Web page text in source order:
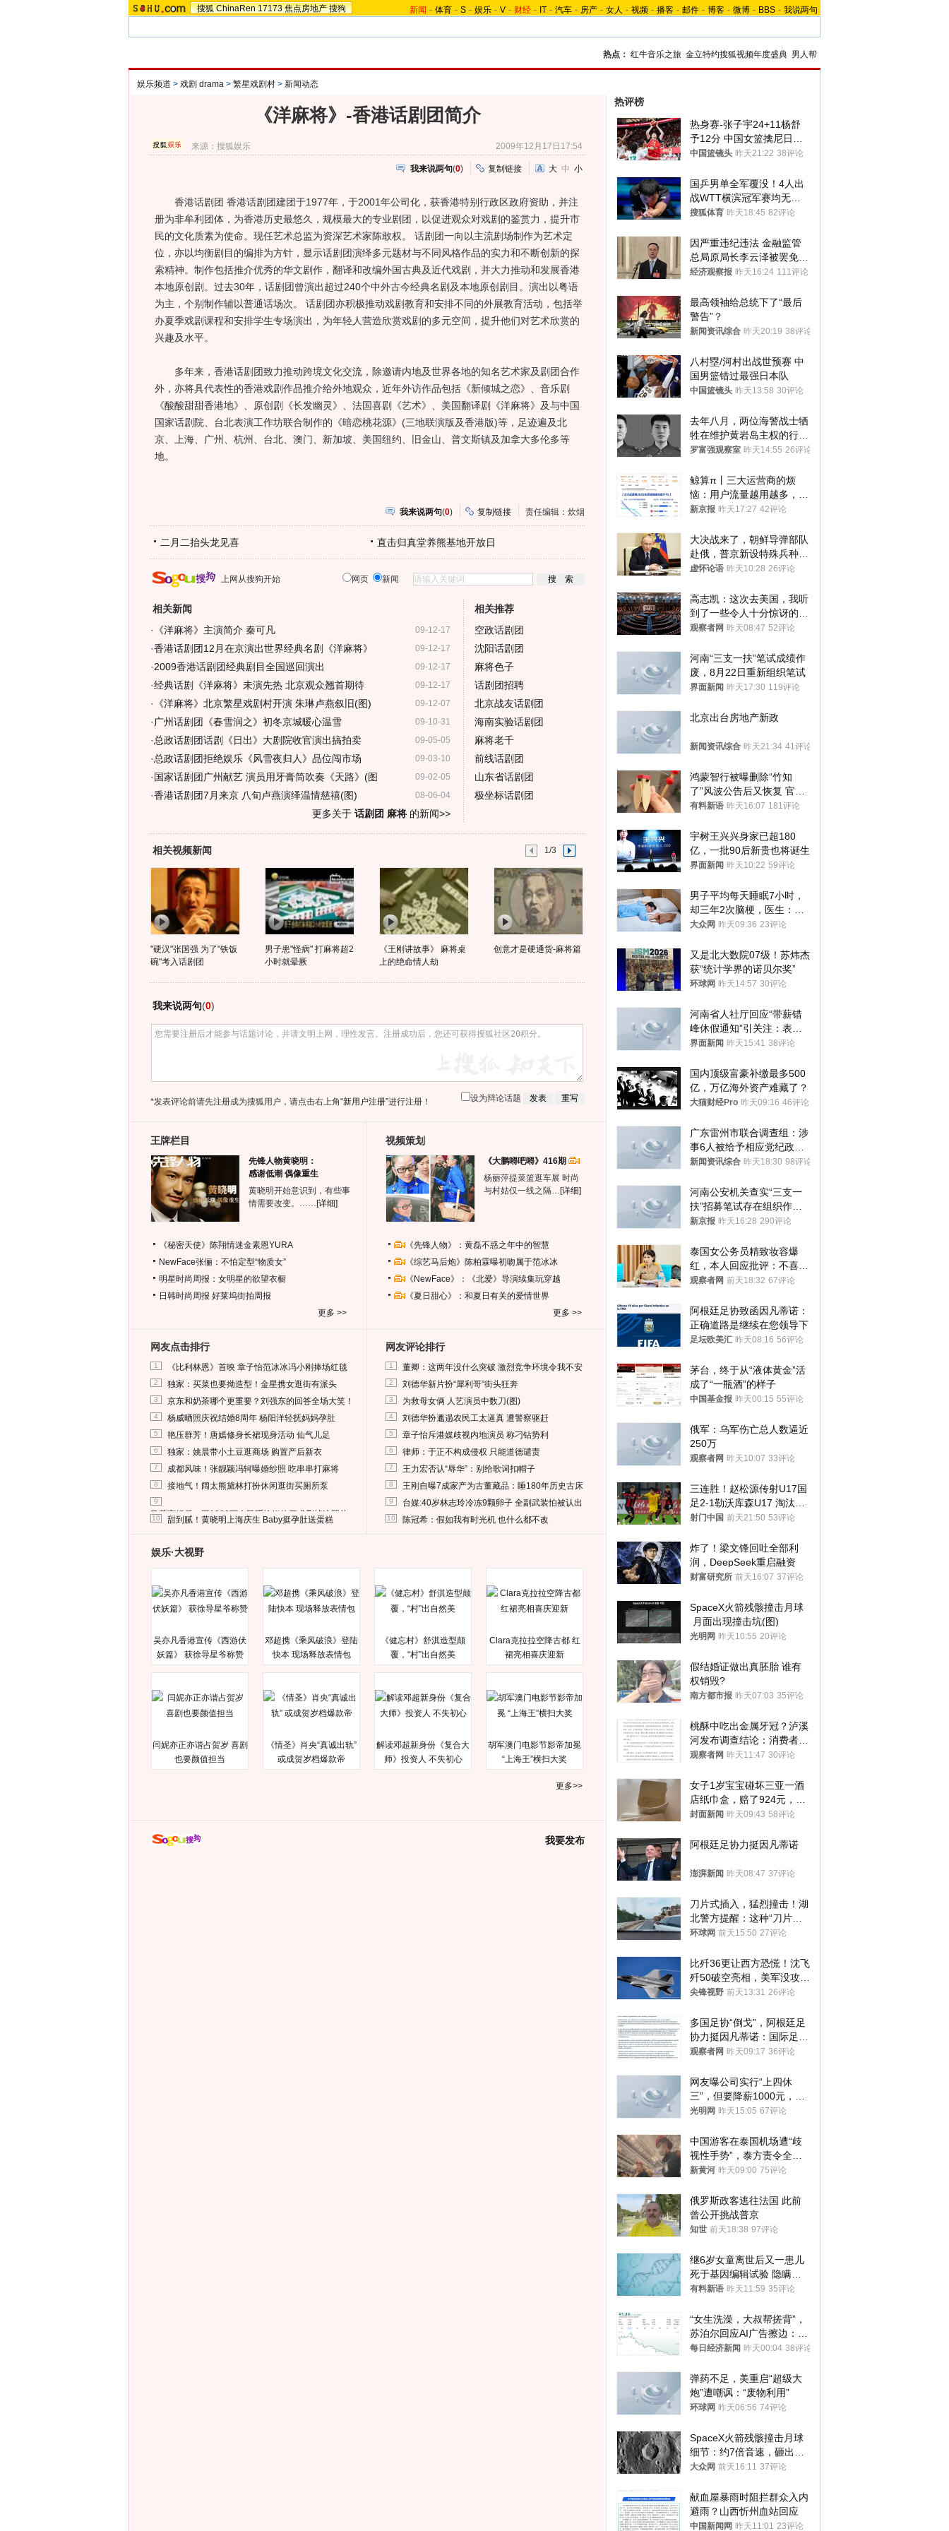
搜狐 ChinaRen 17173 焦点房地产 搜狗 新闻 - 体育 - S - 娱乐 - V - 财经 - IT - 汽车 - 房产 - 女人 - 视频 - 播客 - 邮件 - 博客 - 微博 - BBS - 我说两句
热点： 红牛音乐之旅 金立特约搜狐视频年度盛典 男人帮
娱乐频道 > 戏剧 drama > 繁星戏剧村 > 新闻动态
《洋麻将》-香港话剧团简介
来源：搜狐娱乐 2009年12月17日17:54
我来说两句(0) 复制链接 大 中 小
香港话剧团 香港话剧团建团于1977年，于2001年公司化，获香港特别行政区政府资助，并注
册为非牟利团体，为香港历史最悠久，规模最大的专业剧团，以促进观众对戏剧的鉴赏力，提升市
民的文化质素为使命。现任艺术总监为资深艺术家陈敢权。 话剧团一向以主流剧场制作为艺术定
位，亦以均衡剧目的编排为方针，显示话剧团演绎多元题材与不同风格作品的实力和不断创新的探
索精神。制作包括推介优秀的华文剧作，翻译和改编外国古典及近代戏剧，并大力推动和发展香港
本地原创剧。过去30年，话剧团曾演出超过240个中外古今经典名剧及本地原创剧目。演出以粤语
为主，个别制作辅以普通话场次。 话剧团亦积极推动戏剧教育和安排不同的外展教育活动，包括举
办夏季戏剧课程和安排学生专场演出，为年轻人营造欣赏戏剧的多元空间，提升他们对艺术欣赏的
兴趣及水平。
多年来，香港话剧团致力推动跨境文化交流，除邀请内地及世界各地的知名艺术家及剧团合作
外，亦将具代表性的香港戏剧作品推介给外地观众，近年外访作品包括《新倾城之恋》、音乐剧
《酸酸甜甜香港地》、原创剧《长发幽灵》、法国喜剧《艺术》、美国翻译剧《洋麻将》及与中国
国家话剧院、台北表演工作坊联合制作的《暗恋桃花源》(三地联演版及香港版)等，足迹遍及北
京、上海、广州、杭州、台北、澳门、新加坡、美国纽约、旧金山、普文斯镇及加拿大多伦多等
地。
我来说两句(0) 复制链接 责任编辑：炊烟
二月二抬头龙见喜 直击归真堂养熊基地开放日
上网从搜狗开始 网页 新闻
相关新闻
09-12-17
· 《洋麻将》主演简介 秦可凡
09-12-17
·香港话剧团12月在京演出世界经典名剧《洋麻将》
09-12-17
·2009香港话剧团经典剧目全国巡回演出
09-12-17
·经典话剧《洋麻将》未演先热 北京观众翘首期待
09-12-07
· 《洋麻将》北京繁星戏剧村开演 朱琳卢燕叙旧(图)
09-10-31
· 广州话剧团《春雪润之》初冬京城暖心温雪
09-05-05
·总政话剧团话剧《日出》大剧院收官演出搞拍卖
09-03-10
·总政话剧团拒绝娱乐《风雪夜归人》品位闯市场
09-02-05
· 国家话剧团广州献艺 演员用牙膏筒吹奏《天路》(图
08-06-04
·香港话剧团7月来京 八旬卢燕演绎温情慈禧(图)
更多关于 话剧团 麻将的新闻>>
相关推荐
空政话剧团
沈阳话剧团
麻将色子
话剧团招聘
北京战友话剧团
海南实验话剧团
麻将老千
前线话剧团
山东省话剧团
极坐标话剧团
相关视频新闻 1/3
"硬汉"张国强 为了"铁饭
碗"考入话剧团
男子患"怪病" 打麻将超2
小时就晕厥
《王刚讲故事》 麻将桌
上的绝命情人劫
创意才是硬通货-麻将篇
我来说两句(0)
*发表评论前请先注册成为搜狐用户，请点击右上角“新用户注册”进行注册！ 设为辩论话题
王牌栏目
先锋人物黄晓明：
感谢低潮 偶像重生
黄晓明开始意识到，有些事
情需要改变。…… [详细]
《秘密天使》陈翔情迷金素恩YURA
NewFace张俪：不怕定型“物质女”
明星时尚周报：女明星的欲望衣橱
日韩时尚周报 好莱坞街拍周报
更多 >>
视频策划
《大鹏嘚吧嘚》416期
杨丽萍提菜篮逛车展 时尚
与村姑仅一线之隔… [详细]
《先锋人物》：黄磊不惑之年中的智慧
《综艺马后炮》陈柏霖曝初吻属于范冰冰
《NewFace》：《北爱》导演续集玩穿越
《夏日甜心》：和夏日有关的爱情世界
更多 >>
网友点击排行
1 《比利林恩》首映 章子怡范冰冰冯小刚捧场红毯
2 独家：买菜也要拗造型！金星携女逛街有派头
3 京东和奶茶哪个更重要？刘强东的回答全场大笑！
4 杨威晒照庆祝结婚8周年 杨阳洋轻抚妈妈孕肚
5 艳压群芳！唐嫣修身长裙现身活动 仙气儿足
6 独家：姚晨带小土豆逛商场 购置产后新衣
7 成都风味！张靓颖冯轲曝婚纱照 吃串串打麻将
8 接地气！阔太熊黛林打扮休闲逛街买厕所泵
9
马蓉离婚后，砸1000万人民币给媒体要求删掉这照片
10 甜到腻！黄晓明上海庆生 Baby挺孕肚送蛋糕
网友评论排行
1 董卿：这两年没什么突破 激烈竞争环境令我不安
2 刘德华新片扮“犀利哥”街头狂奔
3 为救母女俩 人艺演员中数刀(图)
4 刘德华扮邋遢农民工太逼真 遭警察驱赶
5 章子怡斥港媒歧视内地演员 称刁钻势利
6 律师：于正不构成侵权 只能道德谴责
7 王力宏否认“辱华”：别给歌词扣帽子
8 王刚自曝7成家产为古董藏品：睡180年历史古床
9 台媒:40岁林志玲冷冻9颗卵子 全副武装怕被认出
10 陈冠希：假如我有时光机 也什么都不改
娱乐·大视野
吴亦凡香港宣传《西游伏
妖篇》 获徐导星爷称赞
邓超携《乘风破浪》登陆
快本 现场释放表情包
《健忘村》舒淇造型颠
覆，“村”出自然美
Clara克拉拉空降古都 红
裙亮相喜庆迎新
闫妮亦正亦谐占贺岁 喜剧
也要颜值担当
《情圣》肖央“真诚出轨”
或成贺岁档爆款帝
解读邓超新身份《复合大
师》投资人 不失初心
胡军澳门电影节影帝加冕
“上海王”横扫大奖
更多>>
我要发布
热评榜
热身赛-张子宇24+11杨舒
予12分 中国女篮擒尼日利
亚
中国篮镜头 昨天21:22 38评论
国乒男单全军覆没！4人出
战WTT横滨冠军赛均无缘
八强
搜狐体育 昨天18:45 82评论
因严重违纪违法 金融监管
总局原局长李云泽被罢免全
国人大代表
经济观察报 昨天16:24 111评论
最高领袖给总统下了“最后
警告”？
新闻资讯综合 昨天20:19 38评论
八村塁/河村出战世预赛 中
国男篮错过最强日本队
中国篮镜头 昨天13:58 30评论
去年八月，两位海警战士牺
牲在维护黄岩岛主权的行动
中
罗富强观察室 昨天14:55 26评论
鲸算π丨三大运营商的烦
恼：用户流量越用越多，收
入却越来越少
新京报 昨天17:27 42评论
大决战来了，朝鲜导弹部队
赴俄，普京新设特殊兵种，
76岁老将扛旗
虚怀论语 昨天10:28 26评论
高志凯：这次去美国，我听
到了一些令人十分惊讶的消
息
观察者网 昨天08:47 52评论
河南“三支一扶”笔试成绩作
废，8月22日重新组织笔试
界面新闻 昨天17:30 119评论
北京出台房地产新政
新闻资讯综合 昨天21:34 41评论
鸿蒙智行被曝删除“竹知
了”风波公告后又恢复 官媒
曾力挺：劝华为要大度的，
有料新语 昨天16:07 181评论
宇树王兴兴身家已超180
亿，一批90后新贵也将诞生
界面新闻 昨天10:22 59评论
男子平均每天睡眠7小时，
却三年2次脑梗，医生：这
样睡觉更伤身
大众网 昨天09:36 23评论
又是北大数院07级！苏炜杰
获“统计学界的诺贝尔奖”
环球网 昨天14:57 30评论
河南省人社厅回应“带薪错
峰休假通知”引关注：表述
不够准确，待修改后印发
界面新闻 昨天15:41 38评论
国内顶级富豪补缴最多500
亿，万亿海外资产难藏了？
大猫财经Pro 昨天09:16 46评论
广东雷州市联合调查组：涉
事6人被给予相应党纪政务
处分和组织处理
新闻资讯综合 昨天18:30 98评论
河南公安机关查实“三支一
扶”招募笔试存在组织作弊
犯罪行为
新京报 昨天16:28 290评论
泰国女公务员精致妆容爆
红，本人回应批评：不喜欢
就别看
观察者网 前天18:32 67评论
阿根廷足协致函因凡蒂诺：
正确道路是继续在您领导下
足坛欧美汇 昨天08:16 56评论
茅台，终于从“液体黄金”活
成了“一瓶酒”的样子
中国基金报 昨天00:15 55评论
俄军：乌军伤亡总人数逼近
250万
观察者网 昨天10:07 33评论
三连胜！赵松源传射U17国
足2-1勒沃库森U17 淘汰赛
将战河床
射门中国 前天21:50 53评论
炸了！梁文锋回吐全部利
润，DeepSeek重启融资
财富研究所 前天16:07 37评论
SpaceX火箭残骸撞击月球
月面出现撞击坑(图)
光明网 昨天10:55 20评论
假结婚证做出真胚胎 谁有
权销毁?
南方都市报 昨天07:03 35评论
桃酥中吃出金属牙冠？泸溪
河发布调查结论：消费者已
澄清，所发视频情况不属实
观察者网 昨天11:47 30评论
女子1岁宝宝碰坏三亚一酒
店纸巾盒，赔了924元，发
帖吐槽后酒店退还一半的
封面新闻 昨天09:43 58评论
阿根廷足协力挺因凡蒂诺
澎湃新闻 昨天08:47 37评论
刀片式插入，猛烈撞击！湖
北警方提醒：这种“刀片超
车”，太危险了
环球网 前天15:50 27评论
比歼36更让西方恐慌！沈飞
歼50破空亮相，美军没攻克
的技术被拿下
尖锋视野 前天13:31 26评论
多国足协“倒戈”，阿根廷足
协力挺因凡蒂诺：国际足联
今后应继续在其领导下前行
观察者网 昨天09:17 36评论
网友曝公司实行“上四休
三”，但要降薪1000元，不
接受只能辞职
光明网 昨天15:05 67评论
中国游客在泰国机场遭“歧
视性手势”，泰方责令全面
调查，对责任人采取最严厉
新黄河 昨天09:00 75评论
俄罗斯政客逃往法国 此前
曾公开挑战普京
知世 前天18:38 97评论
继6岁女童离世后又一患儿
死于基因编辑试验 隐瞒一
年才对外披露
有料新语 昨天11:59 35评论
“女生洗澡，大叔帮搓背”，
苏泊尔回应AI广告擦边：视
频全下架，已强化内容管理
每日经济新闻 昨天00:04 38评论
弹药不足，美重启“超级大
炮”遭嘲讽：“废物利用”
环球网 昨天06:56 74评论
SpaceX火箭残骸撞击月球
细节：约7倍音速，砸出直
径约30米撞击坑
大众网 前天16:11 37评论
献血屋暴雨时阻拦群众入内
避雨？山西忻州血站回应
中国新闻网 昨天11:01 23评论